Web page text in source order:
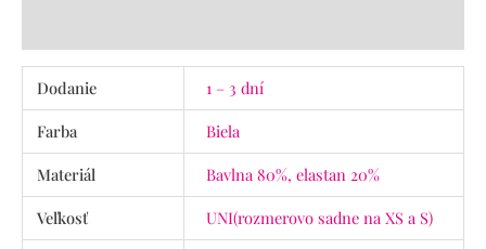
Dodanie
1 – 3 dní
Farba
Biela
Materiál
Bavlna 80%, elastan 20%
Veľkosť
UNI(rozmerovo sadne na XS a S)